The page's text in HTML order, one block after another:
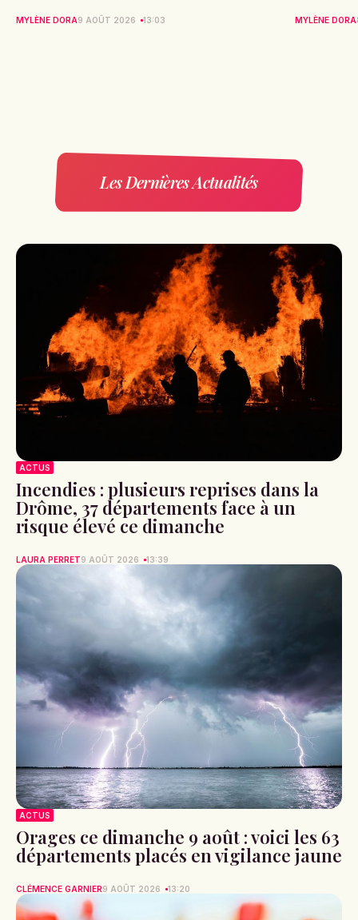
MYLÈNE DORA9 AOÛT 2026 13:03 MYLÈNE DORA
Les Dernières Actualités
ACTUS
Incendies : plusieurs reprises dans la
Drôme, 37 départements face à un
risque élevé ce dimanche
LAURA PERRET9 AOÛT 2026 13:39
ACTUS
Orages ce dimanche 9 août : voici les 63
départements placés en vigilance jaune
CLÉMENCE GARNIER9 AOÛT 2026 13:20